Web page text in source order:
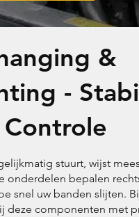
&
-
stuurt, wijst
onderdelen bepalen
snel uw banden slijten.
deze componenten met